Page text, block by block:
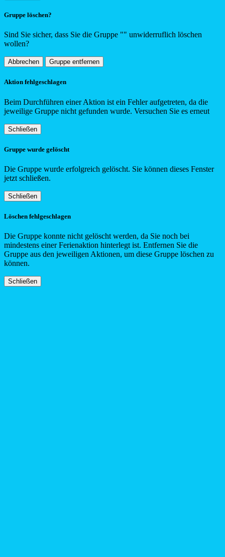
Gruppe löschen?
Sind Sie sicher, dass Sie die Gruppe "" unwiderruflich löschen
wollen?
Abbrechen Gruppe entfernen
Aktion fehlgeschlagen
Beim Durchführen einer Aktion ist ein Fehler aufgetreten, da die
jeweilige Gruppe nicht gefunden wurde. Versuchen Sie es erneut
Schließen
Gruppe wurde gelöscht
Die Gruppe wurde erfolgreich gelöscht. Sie können dieses Fenster
jetzt schließen.
Schließen
Löschen fehlgeschlagen
Die Gruppe konnte nicht gelöscht werden, da Sie noch bei
mindestens einer Ferienaktion hinterlegt ist. Entfernen Sie die
Gruppe aus den jeweiligen Aktionen, um diese Gruppe löschen zu
können.
Schließen